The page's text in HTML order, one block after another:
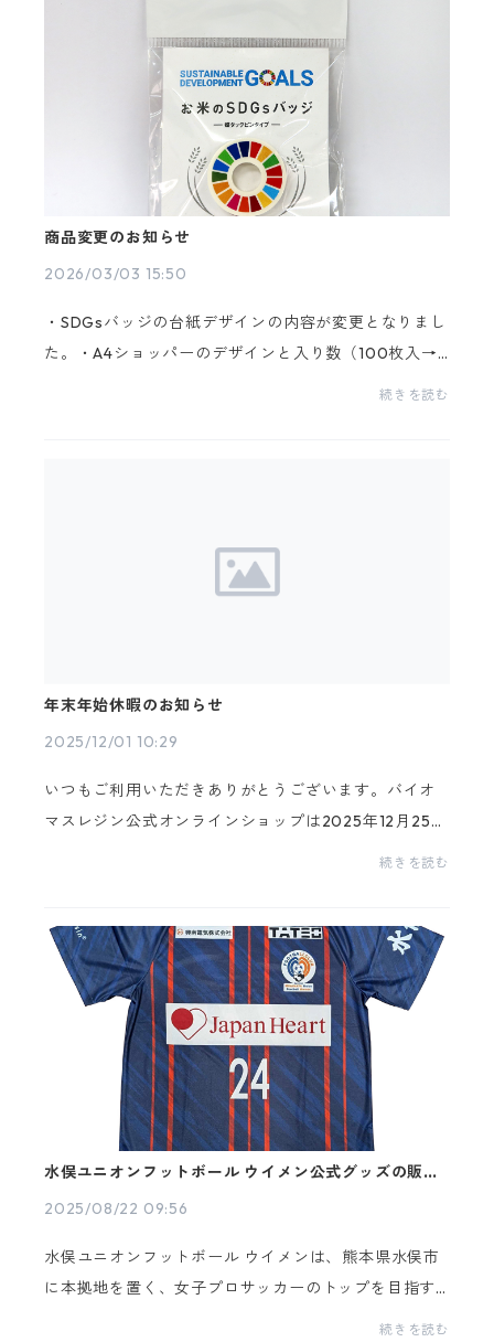
商品変更のお知らせ
2026/03/03 15:50
・SDGsバッジの台紙デザインの内容が変更となりまし
た。・A4ショッパーのデザインと入り数（100枚入→5
続きを読む
年末年始休暇のお知らせ
2025/12/01 10:29
いつもご利用いただきありがとうございます。バイオ
マスレジン公式オンラインショップは2025年12月25日
(木)～2026年1月4日(日)までの期間をお休みさせて頂
続きを読む
水俣ユニオンフットボール ウイメン公式グッズの販売
2025/08/22 09:56
水俣ユニオンフットボール ウイメンは、熊本県水俣市
に本拠地を置く、女子プロサッカーのトップを目指す
チームです。ぜひ公式グッズで応援をさらに盛り上げ
続きを読む